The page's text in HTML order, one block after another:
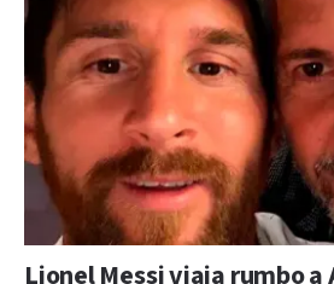
Lionel Messi viaja rumbo